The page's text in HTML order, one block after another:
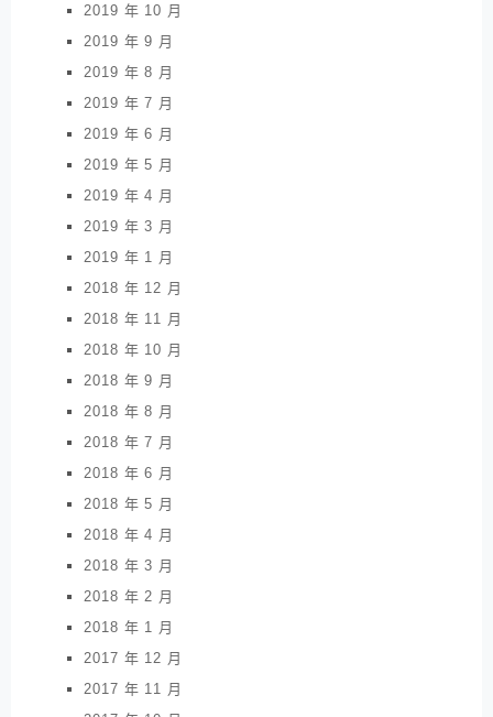
2019 年 10 月
2019 年 9 月
2019 年 8 月
2019 年 7 月
2019 年 6 月
2019 年 5 月
2019 年 4 月
2019 年 3 月
2019 年 1 月
2018 年 12 月
2018 年 11 月
2018 年 10 月
2018 年 9 月
2018 年 8 月
2018 年 7 月
2018 年 6 月
2018 年 5 月
2018 年 4 月
2018 年 3 月
2018 年 2 月
2018 年 1 月
2017 年 12 月
2017 年 11 月